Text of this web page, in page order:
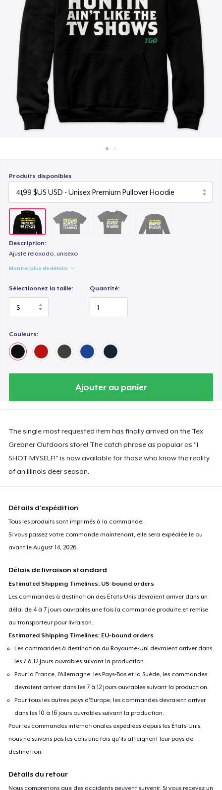
Vendez partout
Produits disponibles
Description:
Ajuste relaxado, unisexo
Montrer plus de détails
Sélectionnez la taille: Quantité:
Couleurs:
Ajouter au panier
The single most requested item has finally arrived on the Tex
Grebner Outdoors store! The catch phrase as popular as "I
SHOT MYSELF!" is now available for those who know the reality
of an Illinois deer season.
Détails d'expédition
Tous les produits sont imprimés à la commande.
Si vous passez votre commande maintenant, elle sera expédiée le ou
avant leAugust 14, 2026.
Délais de livraison standard
Estimated Shipping Timelines: US-bound orders
Les commandes à destination des États-Unis devraient arriver dans un
délai de 4 à 7 jours ouvrables une fois la commande produite et remise
au transporteur pour livraison.
Estimated Shipping Timelines: EU-bound orders
Les commandes à destination du Royaume-Uni devraient arriver dans
les 7 à 12 jours ouvrables suivant la production.
Pour la France, l'Allemagne, les Pays-Bas et la Suède, les commandes
devraient arriver dans les 7 à 12 jours ouvrables suivant la production.
Pour tous les autres pays d'Europe, les commandes devraient arriver
dans les 10 à 16 jours ouvrables suivant la production.
Pour les commandes internationales expédiées depuis les États-Unis,
nous ne suivons pas les colis une fois qu'ils atteignent leur pays de
destination.
Détails du retour
Nous comprenons que des accidents peuvent survenir. Si vous recevez un
19,99 $US
Classic Long Sleeve Tee